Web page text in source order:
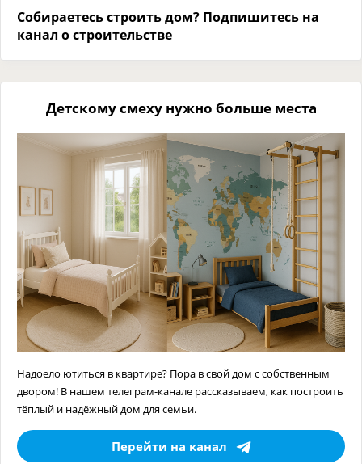
Собираетесь строить дом? Подпишитесь на
канал о строительстве
Детскому смеху нужно больше места
Надоело ютиться в квартире? Пора в свой дом с собственным
двором! В нашем телеграм-канале рассказываем, как построить
тёплый и надёжный дом для семьи.
Перейти на канал